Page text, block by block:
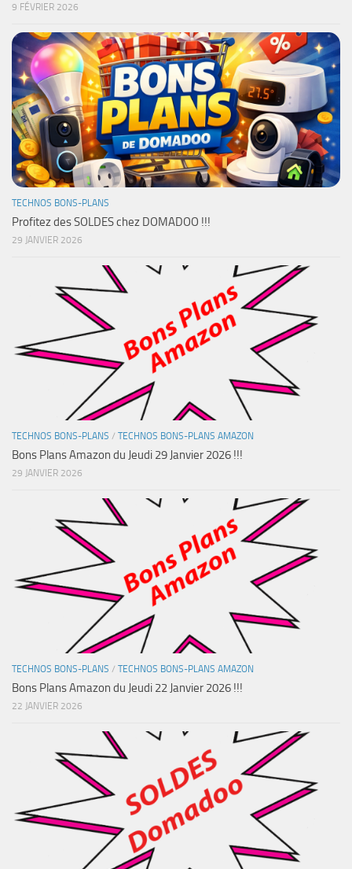
9 FÉVRIER 2026
TECHNOS BONS-PLANS
Profitez des SOLDES chez DOMADOO !!!
29 JANVIER 2026
TECHNOS BONS-PLANS / TECHNOS BONS-PLANS AMAZON
Bons Plans Amazon du Jeudi 29 Janvier 2026 !!!
29 JANVIER 2026
TECHNOS BONS-PLANS / TECHNOS BONS-PLANS AMAZON
Bons Plans Amazon du Jeudi 22 Janvier 2026 !!!
22 JANVIER 2026